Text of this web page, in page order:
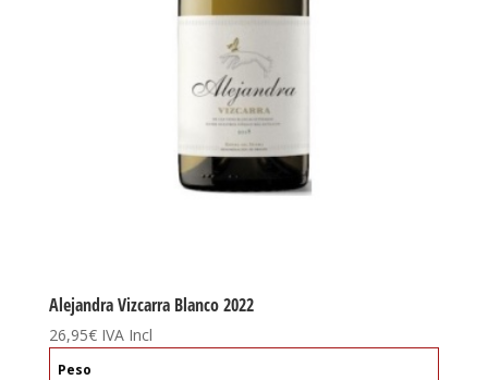
Alejandra Vizcarra Blanco 2022
26,95€ IVA Incl
Peso